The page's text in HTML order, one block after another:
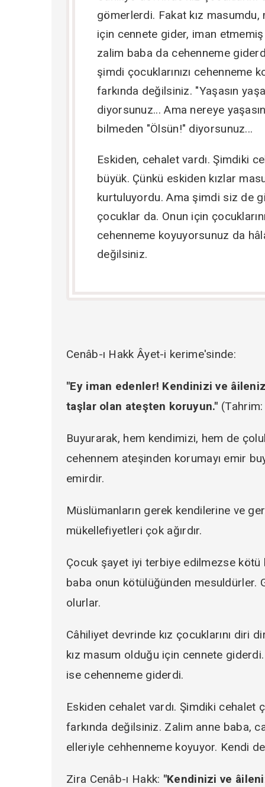
gömerlerdi. Fakat kız
için cennete gider, iman
zalim baba da cehenneme
şimdi çocuklarınızı cehenneme
farkında değilsiniz. "Yaşasın
diyorsunuz... Ama nereye
bilmeden "Ölsün!" diyorsunuz...
Eskiden, cehalet vardı. Şimdiki
büyük. Çünkü eskiden kızlar
kurtuluyordu. Ama şimdi siz de
çocuklar da. Onun için
cehenneme koyuyorsunuz da
değilsiniz.
Cenâb-ı Hakk Âyet-i kerime'sinde:
"Ey iman edenler! Kendinizi ve
taşlar olan ateşten koruyun."
Buyurarak, hem kendimizi, hem de
cehennem ateşinden korumayı emir
emirdir.
Müslümanların gerek kendilerine ve
mükellefiyetleri çok ağırdır.
Çocuk şayet iyi terbiye edilmezse kötü
baba onun kötülüğünden mesuldürler.
olurlar.
Câhiliyet devrinde kız çocuklarını diri
kız masum olduğu için cennete
ise cehenneme giderdi.
Eskiden cehalet vardı. Şimdiki cehalet
farkında değilsiniz. Zalim anne baba,
elleriyle cehhenneme koyuyor. Kendi
Zira Cenâb-ı Hakk: "Kendinizi ve